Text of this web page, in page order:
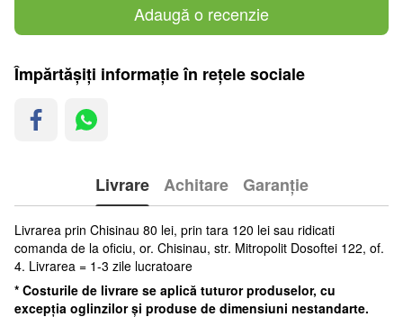
Adaugă o recenzie
Împărtășiți informație în rețele sociale
Livrare Achitare Garanție
Livrarea prin Chisinau 80 lei, prin tara 120 lei sau ridicati
comanda de la oficiu, or. Chisinau, str. Mitropolit Dosoftei 122, of.
4. Livrarea = 1-3 zile lucratoare
* Costurile de livrare se aplică tuturor produselor, cu
excepția oglinzilor și produse de dimensiuni nestandarte.